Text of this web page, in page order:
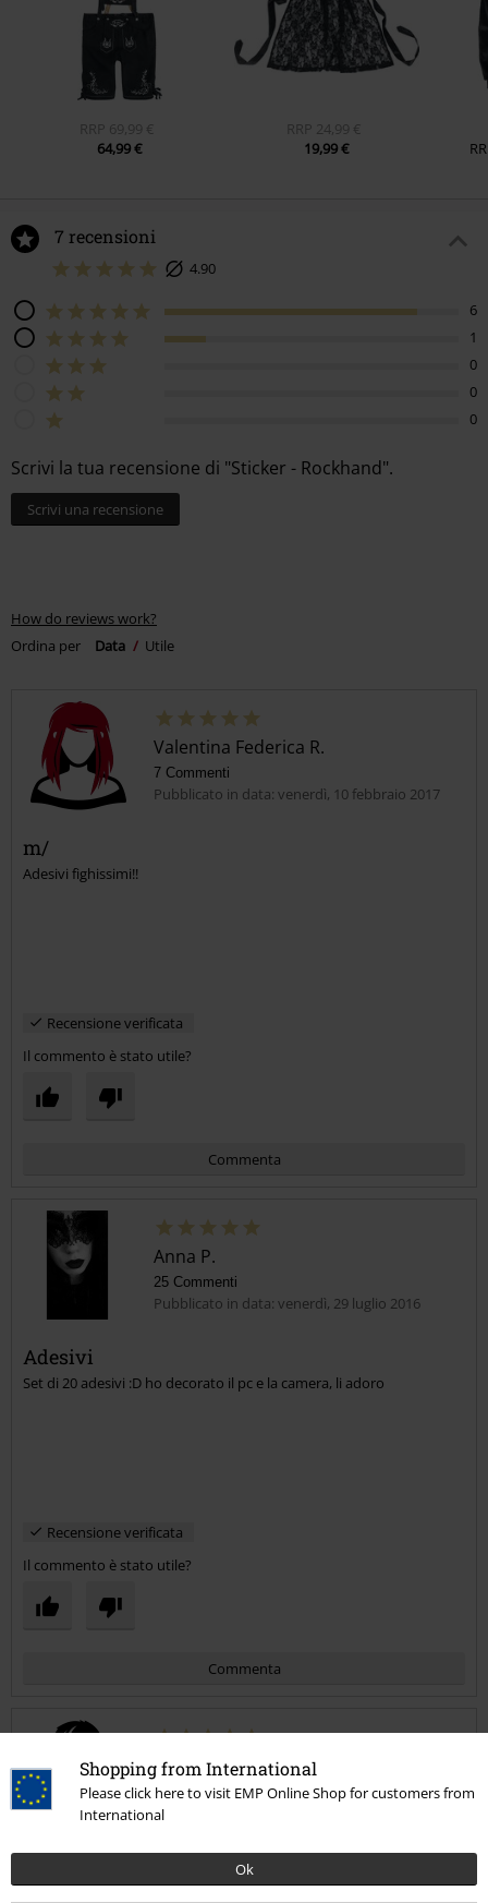
Shopping from International
Please click here to visit EMP Online Shop for customers from
International
Ok
RRP 69,99 €
64,99 €
RRP 24,99 €
19,99 €
7 recensioni
4.90
6
1
0
0
0
Scrivi la tua recensione di "Sticker - Rockhand".
Scrivi una recensione
How do reviews work?
Ordina per
Data Utile
Valentina Federica R.
7 Commenti
Pubblicato in data: venerdì, 10 febbraio 2017
m/
Adesivi fighissimi!!
Recensione verificata
Il commento è stato utile?
Commenta
Invia un commento
Anna P.
25 Commenti
Pubblicato in data: venerdì, 29 luglio 2016
Adesivi
Set di 20 adesivi :D ho decorato il pc e la camera, li adoro
Recensione verificata
Il commento è stato utile?
Commenta
Invia un commento
Francesco V.
4 Commenti
Pubblicato in data: lunedì, 16 maggio 2016
Gli adesivi più belli m/